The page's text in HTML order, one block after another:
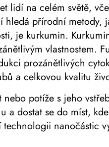
lidí na celém světě,
přírodní metody,
je kurkumin.
vlastnostem.
prozánětlivých
a celkovou kvalitu
potíže s jeho
a dostat se do míst,
nanočástic